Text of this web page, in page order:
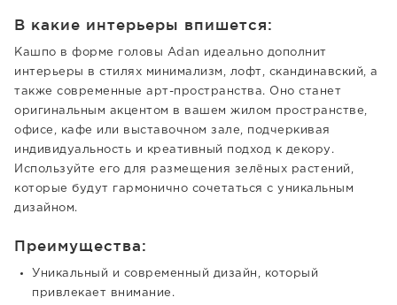
В какие интерьеры впишется:
Кашпо в форме головы Adan идеально дополнит
интерьеры в стилях минимализм, лофт, скандинавский, а
также современные арт-пространства. Оно станет
оригинальным акцентом в вашем жилом пространстве,
офисе, кафе или выставочном зале, подчеркивая
индивидуальность и креативный подход к декору.
Используйте его для размещения зелёных растений,
которые будут гармонично сочетаться с уникальным
дизайном.
Преимущества:
Уникальный и современный дизайн, который
привлекает внимание.